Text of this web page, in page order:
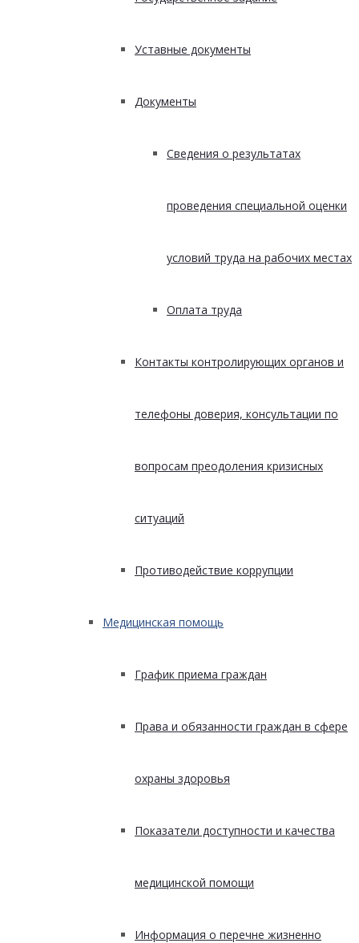
Уставные документы
Документы
Сведения о результатах
проведения специальной оценки
условий труда на рабочих местах
Оплата труда
Контакты контролирующих органов и
телефоны доверия, консультации по
вопросам преодоления кризисных
ситуаций
Противодействие коррупции
Медицинская помощь
График приема граждан
Права и обязанности граждан в сфере
охраны здоровья
Показатели доступности и качества
медицинской помощи
Информация о перечне жизненно